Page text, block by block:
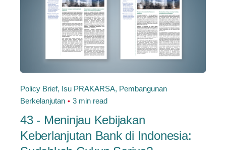
Policy Brief Isu PRAKARSA Pembangunan
Berkelanjutan
3 min read
43 - Meninjau Kebijakan
Keberlanjutan Bank di Indonesia: